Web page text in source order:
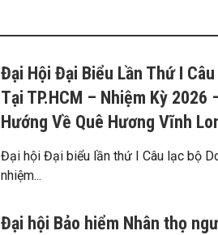
Đại Hội Đại Biểu Lần Thứ I
Tại TP.HCM – Nhiệm Kỳ 2026
Hướng Về Quê Hương Vĩnh
Đại hội Đại biểu lần thứ I Câu lạc bộ
nhiệm...
Đại hội Bảo hiểm Nhân thọ